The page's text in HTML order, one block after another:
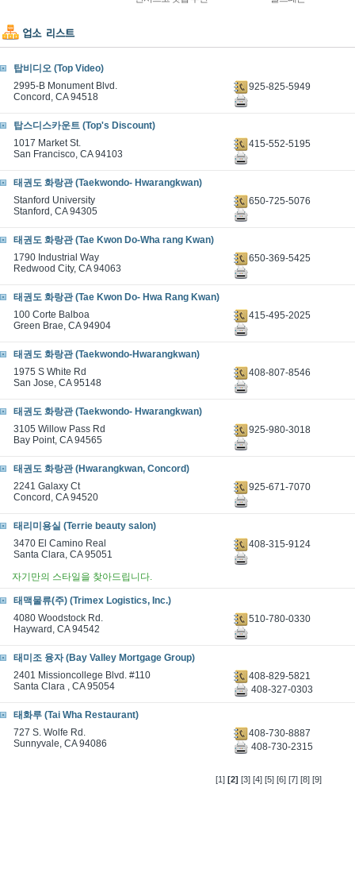
탑비디오 (Top Video)
2995-B Monument Blvd.
Concord, CA 94518
925-825-5949
탑스디스카운트 (Top's Discount)
1017 Market St.
San Francisco, CA 94103
415-552-5195
태권도 화랑관 (Taekwondo- Hwarangkwan)
Stanford University
Stanford, CA 94305
650-725-5076
태권도 화랑관 (Tae Kwon Do-Wha rang Kwan)
1790 Industrial Way
Redwood City, CA 94063
650-369-5425
태권도 화랑관 (Tae Kwon Do- Hwa Rang Kwan)
100 Corte Balboa
Green Brae, CA 94904
415-495-2025
태권도 화랑관 (Taekwondo-Hwarangkwan)
1975 S White Rd
San Jose, CA 95148
408-807-8546
태권도 화랑관 (Taekwondo- Hwarangkwan)
3105 Willow Pass Rd
Bay Point, CA 94565
925-980-3018
태권도 화랑관 (Hwarangkwan, Concord)
2241 Galaxy Ct
Concord, CA 94520
925-671-7070
태리미용실 (Terrie beauty salon)
3470 El Camino Real
Santa Clara, CA 95051
408-315-9124
자기만의 스타일을 찾아드립니다.
태맥물류(주) (Trimex Logistics, Inc.)
4080 Woodstock Rd.
Hayward, CA 94542
510-780-0330
태미조 융자 (Bay Valley Mortgage Group)
2401 Missioncollege Blvd. #110
Santa Clara , CA 95054
408-829-5821
408-327-0303
태화루 (Tai Wha Restaurant)
727 S. Wolfe Rd.
Sunnyvale, CA 94086
408-730-8887
408-730-2315
[1] [2] [3] [4] [5] [6] [7] [8] [9]